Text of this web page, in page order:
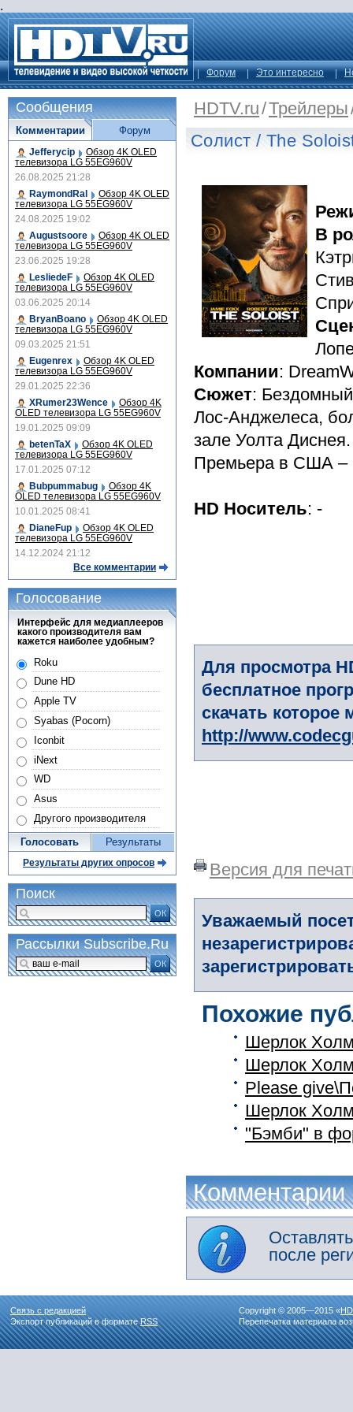
.
Форум Это интересно
HDTV.ru/Трейлеры
Солист / The
В
Компании:
Сюжет:
Лос-Анджелеса,
зале Уолта Диснея.
Премьера в США –
HD Носитель: -
Для просмотра
бесплатное
скачать
http://
Версия для
Уважаемый
Похожие
Шерлок
Шерлок
Please
Шерлок
"Бэмби" в
Комментарии
после
Сообщения
Комментарии
Jefferycip Обзор 4K OLED
телевизора LG 55EG960V
26.08.2025 21:28
RaymondRal
Обзор 4K OLED
телевизора LG 55EG960V
24.08.2025 19:02
Augustsoore
Обзор 4K OLED
телевизора LG 55EG960V
23.06.2025 19:28
LesliedeF
Обзор 4K OLED
телевизора LG 55EG960V
03.06.2025 20:14
BryanBoano
Обзор 4K OLED
телевизора LG 55EG960V
09.03.2025 21:51
Eugenrex
Обзор 4K OLED
телевизора LG 55EG960V
29.01.2025 22:36
XRumer23Wence
Обзор 4K
OLED телевизора LG 55EG960V
19.01.2025 09:09
betenTaX
Обзор 4K OLED
телевизора LG 55EG960V
17.01.2025 07:12
Bubpummabug
Обзор 4K
OLED телевизора LG 55EG960V
10.01.2025 08:41
DianeFup
Обзор 4K OLED
телевизора LG 55EG960V
14.12.2024 21:12
Все комментарии
Форум
Голосование
Интерфейс для медиаплееров
какого производителя вам
кажется наиболее удобным?
Roku
Dune HD
Apple TV
Syabas (Pocorn)
Iconbit
iNext
WD
Asus
Другого производителя
Голосовать Результаты
Результаты других опросов
Поиск
ОК
Рассылки Subscribe.Ru
ОК
Связь с редакцией
Экспорт публикаций в форматеRSS
Copyright © 2005—2015 «
Перепечатка материала